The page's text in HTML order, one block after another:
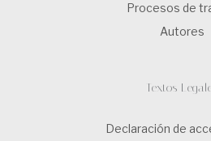
Procesos de
Autores
Textos
Declaración de